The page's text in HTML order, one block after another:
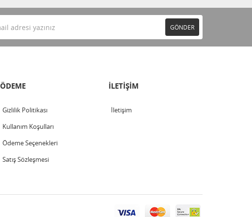
GÖNDER
ÖDEME
Gizlilik Politikası
Kullanım Koşulları
Ödeme Seçenekleri
Satış Sözleşmesi
İLETİŞİM
İletişim